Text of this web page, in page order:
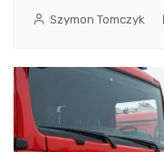
Szymon Tomczyk